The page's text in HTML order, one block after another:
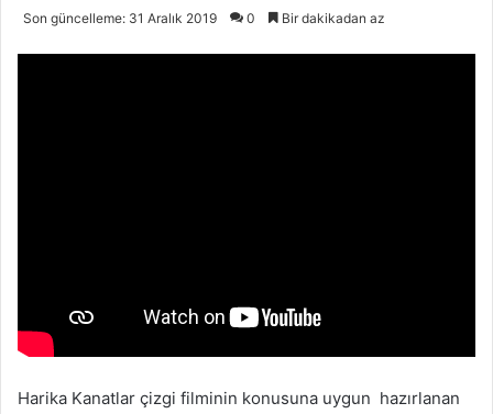
Son güncelleme: 31 Aralık 2019 0 Bir dakikadan az
Harika Kanatlar çizgi filminin konusuna uygun hazırlanan